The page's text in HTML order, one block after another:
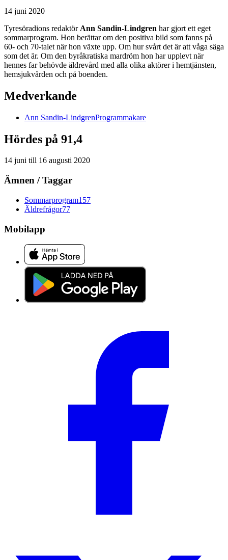
14 juni 2020
Tyresöradions redaktör Ann Sandin-Lindgren har gjort ett eget
sommarprogram. Hon berättar om den positiva bild som fanns på
60- och 70-talet när hon växte upp. Om hur svårt det är att våga säga
som det är. Om den byråkratiska mardröm hon har upplevt när
hennes far behövde äldrevård med alla olika aktörer i hemtjänsten,
hemsjukvården och på boenden.
Medverkande
Ann Sandin-LindgrenProgrammakare
Hördes på 91,4
14 juni till 16 augusti 2020
Ämnen / Taggar
Sommarprogram157
Äldrefrågor77
Mobilapp